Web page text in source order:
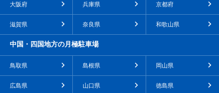
大阪府 兵庫県 京都府
滋賀県 奈良県 和歌山県
中国・四国地方の月極駐車場
鳥取県 島根県 岡山県
広島県 山口県 徳島県